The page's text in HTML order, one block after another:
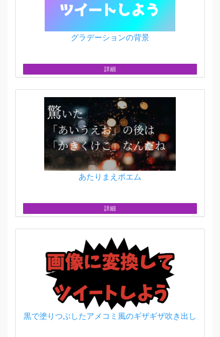
グラデーションの背景
詳細
あたりまえポエム
詳細
黒で塗りつぶしたアメコミ風のギザギザ吹き出し